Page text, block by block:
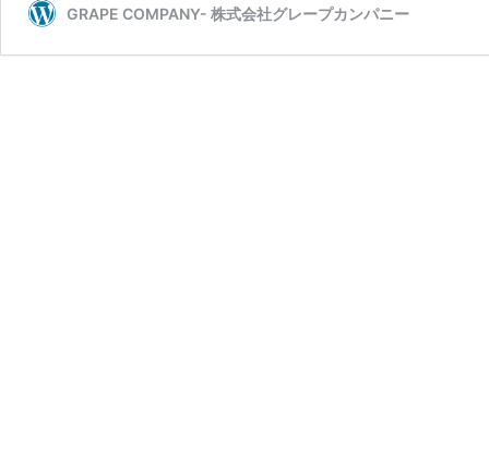
GRAPE COMPANY- 株式会社グレープカンパニー